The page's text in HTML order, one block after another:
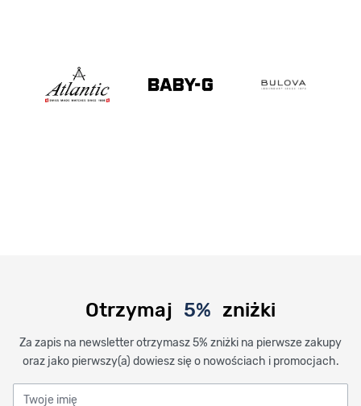
Otrzymaj 5% zniżki
Za zapis na newsletter otrzymasz 5% zniżki na pierwsze zakupy
oraz jako pierwszy(a) dowiesz się o nowościach i promocjach.
Twoje imię